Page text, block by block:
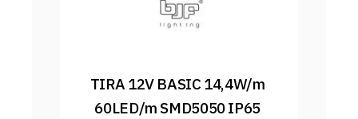
TIRA 12V BASIC 14,4W/m
60LED/m SMD5050 IP65